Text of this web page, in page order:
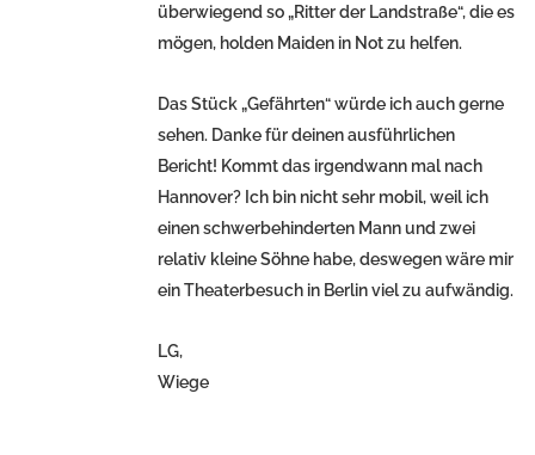
überwiegend so „Ritter der Landstraße“, die es
mögen, holden Maiden in Not zu helfen.
Das Stück „Gefährten“ würde ich auch gerne
sehen. Danke für deinen ausführlichen
Bericht! Kommt das irgendwann mal nach
Hannover? Ich bin nicht sehr mobil, weil ich
einen schwerbehinderten Mann und zwei
relativ kleine Söhne habe, deswegen wäre mir
ein Theaterbesuch in Berlin viel zu aufwändig.
LG,
Wiege